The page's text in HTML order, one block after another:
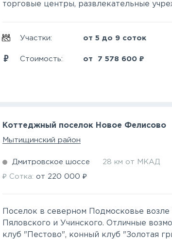
торговые центры, развлекательные
Участки: от 5 до 9 соток
Стоимость: от 7 578 600 ₽
Коттеджный поселок Новое Фелисово
Мытищинский район
Дмитровское шоссе 28 км от МКАД
₽ Сотка:от 220 000 ₽
Поселок в северном Подмосковье
Пяловского и Учинского. Отличные
клуб "Пестово", конный клуб "Золотая